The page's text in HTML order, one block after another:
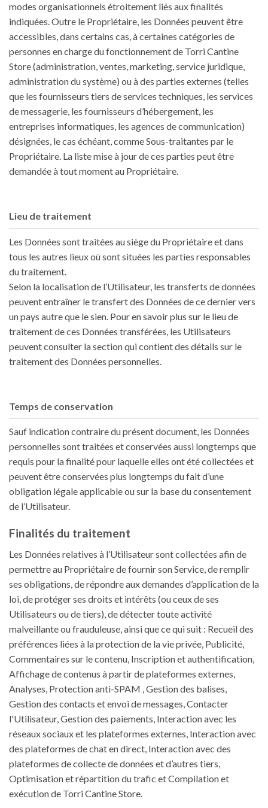
modes organisationnels étroitement liés aux finalités
indiquées. Outre le Propriétaire, les Données peuvent être
accessibles, dans certains cas, à certaines catégories de
personnes en charge du fonctionnement de Torri Cantine
Store (administration, ventes, marketing, service juridique,
administration du système) ou à des parties externes (telles
que les fournisseurs tiers de services techniques, les services
de messagerie, les fournisseurs d’hébergement, les
entreprises informatiques, les agences de communication)
désignées, le cas échéant, comme Sous-traitantes par le
Propriétaire. La liste mise à jour de ces parties peut être
demandée à tout moment au Propriétaire.
Lieu de traitement
Les Données sont traitées au siège du Propriétaire et dans
tous les autres lieux où sont situées les parties responsables
du traitement.
Selon la localisation de l’Utilisateur, les transferts de données
peuvent entraîner le transfert des Données de ce dernier vers
un pays autre que le sien. Pour en savoir plus sur le lieu de
traitement de ces Données transférées, les Utilisateurs
peuvent consulter la section qui contient des détails sur le
traitement des Données personnelles.
Temps de conservation
Sauf indication contraire du présent document, les Données
personnelles sont traitées et conservées aussi longtemps que
requis pour la finalité pour laquelle elles ont été collectées et
peuvent être conservées plus longtemps du fait d’une
obligation légale applicable ou sur la base du consentement
de l’Utilisateur.
Finalités du traitement
Les Données relatives à l’Utilisateur sont collectées afin de
permettre au Propriétaire de fournir son Service, de remplir
ses obligations, de répondre aux demandes d’application de la
loi, de protéger ses droits et intérêts (ou ceux de ses
Utilisateurs ou de tiers), de détecter toute activité
malveillante ou frauduleuse, ainsi que ce qui suit : Recueil des
préférences liées à la protection de la vie privée, Publicité,
Commentaires sur le contenu, Inscription et authentification,
Affichage de contenus à partir de plateformes externes,
Analyses, Protection anti-SPAM , Gestion des balises,
Gestion des contacts et envoi de messages, Contacter
l'Utilisateur, Gestion des paiements, Interaction avec les
réseaux sociaux et les plateformes externes, Interaction avec
des plateformes de chat en direct, Interaction avec des
plateformes de collecte de données et d’autres tiers,
Optimisation et répartition du trafic et Compilation et
exécution de Torri Cantine Store.